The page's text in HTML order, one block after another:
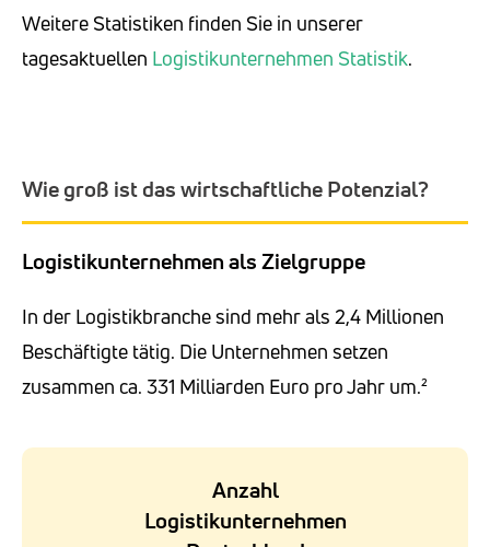
Weitere Statistiken finden Sie in unserer
tagesaktuellen Logistikunternehmen Statistik.
Wie groß ist das wirtschaftliche Potenzial?
Logistikunternehmen als Zielgruppe
In der Logistikbranche sind mehr als 2,4 Millionen
Beschäftigte tätig. Die Unternehmen setzen
zusammen ca. 331 Milliarden Euro pro Jahr um.²
Anzahl
Logistikunternehmen